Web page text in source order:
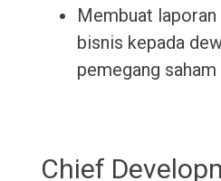
Membuat
bisnis kepada
pemegang saham
Chief